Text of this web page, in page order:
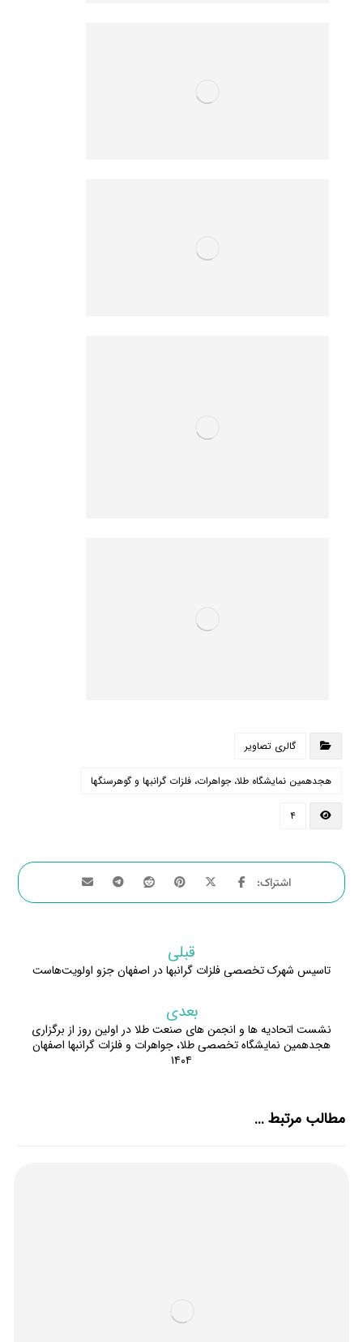
گالری تصاویر
هجدهمین نمایشگاه طلا، جواهرات، فلزات گرانبها و گوهرسنگها
۴
قبلی
تاسیس شهرک تخصصی فلزات گرانبها در اصفهان جزو اولویت‌هاست
بعدی
نشست اتحادیه ها و انجمن های صنعت طلا در اولین روز از برگزاری
هجدهمین نمایشگاه تخصصی طلا، جواهرات و فلزات گرانبها اصفهان
۱۴۰۴
مطالب مرتبط ...